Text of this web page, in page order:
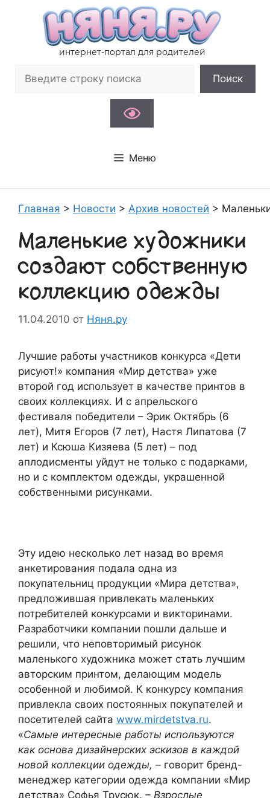
содержимому
интернет-портал для родителей
Поиск
Меню
Главная > Новости > Архив новостей >
Маленькие художники
создают собственную
коллекцию одежды
11.04.2010 от Няня.ру
Лучшие работы участников конкурса «Дети
рисуют!» компания «Мир детства» уже
второй год использует в качестве принтов в
своих коллекциях. И с апрельского
фестиваля победители – Эрик Октябрь (6
лет), Митя Егоров (7 лет), Настя Липатова (7
лет) и Ксюша Кизяева (5 лет) – под
аплодисменты уйдут не только с подарками,
но и с комплектом одежды, украшенной
собственными рисунками.
Эту идею несколько лет назад во время
анкетирования подала одна из
покупательниц продукции «Мира детства»,
предложившая привлекать маленьких
потребителей конкурсами и викторинами.
Разработчики компании пошли дальше и
решили, что неповторимый рисунок
маленького художника может стать лучшим
авторским принтом, делающим модель
особенной и любимой. К конкурсу компания
привлекла своих постоянных покупателей и
посетителей сайта www.mirdetstva.ru.
«Самые интересные работы используются
как основа дизайнерских эскизов в каждой
новой коллекции одежды, – говорит бренд-
менеджер категории одежда компании «Мир
детства» Софья Трусюк. – Взрослые